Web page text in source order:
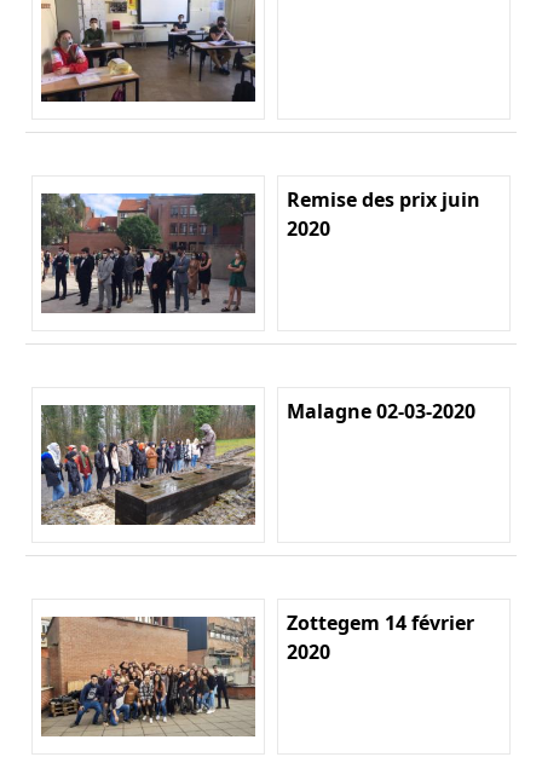
Remise des prix juin
2020
Malagne 02-03-2020
Zottegem 14 février
2020